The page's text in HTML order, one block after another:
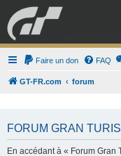
GRAN
Faire un don FAQ
GT-FR.com forum
FORUM GRAN
En accédant à « Forum